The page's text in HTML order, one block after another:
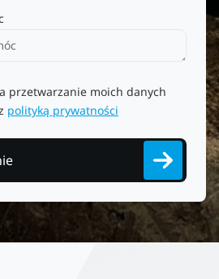
przetwarzanie moich danych
polityką prywatności